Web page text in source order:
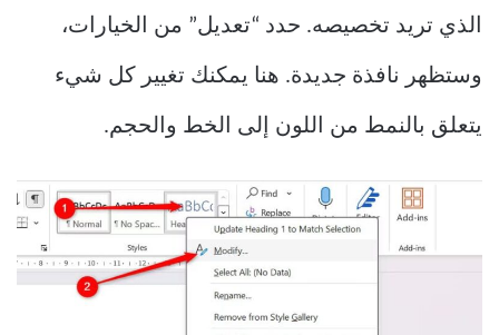
الذي تريد تخصيصه. حدد “تعديل” من الخيارات،
وستظهر نافذة جديدة. هنا يمكنك تغيير كل شيء
يتعلق بالنمط من اللون إلى الخط والحجم.